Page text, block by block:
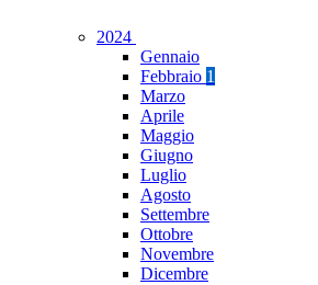
2024
Gennaio
Febbraio 1
Marzo
Aprile
Maggio
Giugno
Luglio
Agosto
Settembre
Ottobre
Novembre
Dicembre